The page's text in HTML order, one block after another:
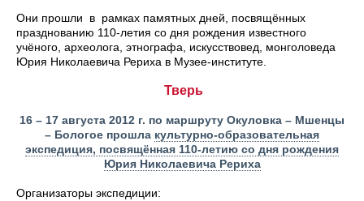
Они прошли в рамках памятных дней, посвящённых
празднованию 110-летия со дня рождения известного
учёного, археолога, этнографа, искусствовед, монголоведа
Юрия Николаевича Рериха в Музее-институте.
Тверь
16 – 17 августа 2012 г. по маршруту Окуловка – Мшенцы
– Бологое прошла культурно-образовательная
экспедиция, посвящённая 110-летию со дня рождения
Юрия Николаевича Рериха
Организаторы экспедиции: